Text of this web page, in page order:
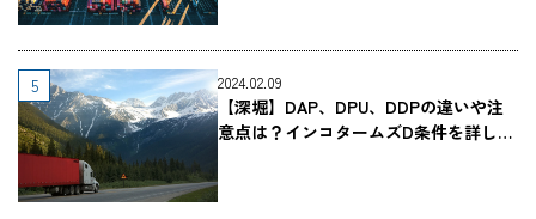
2024.02.09
【深堀】DAP、DPU、DDPの違いや注
意点は？インコタームズD条件を詳しく